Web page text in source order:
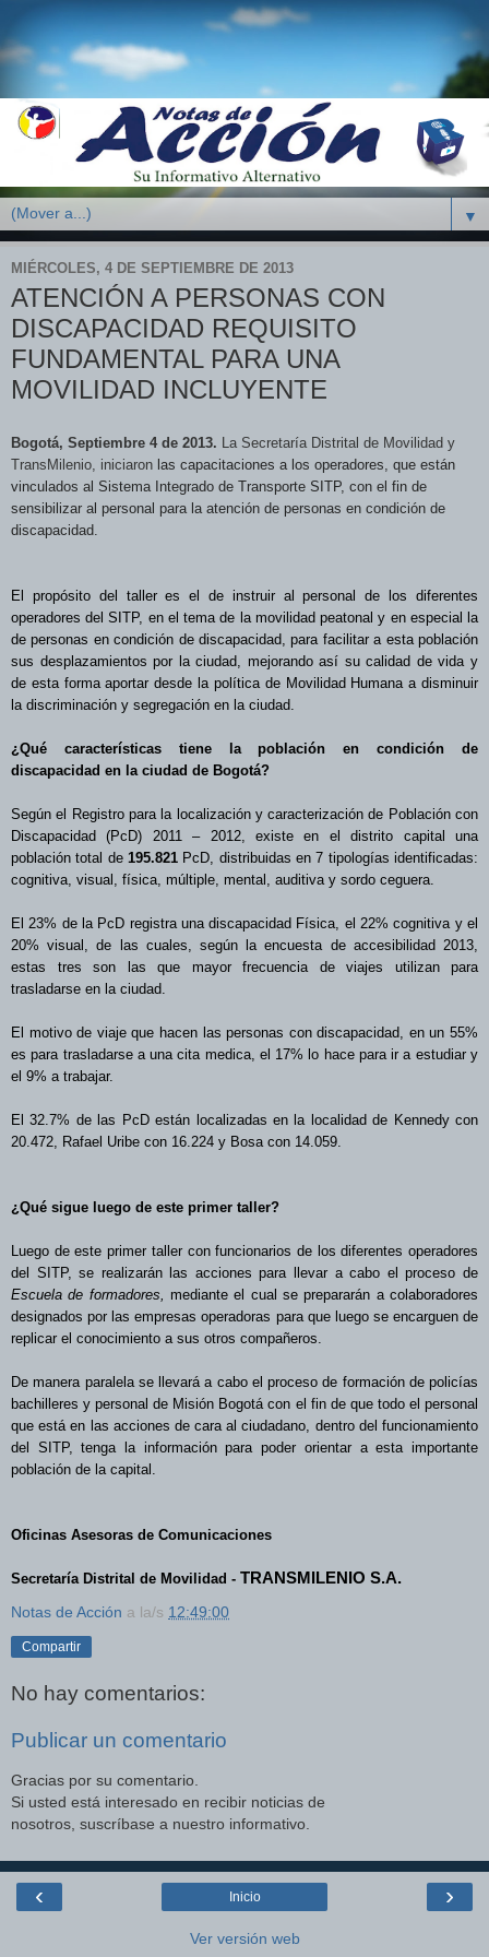
▼
MIÉRCOLES, 4 DE SEPTIEMBRE DE 2013
ATENCIÓN A PERSONAS CON
DISCAPACIDAD REQUISITO
FUNDAMENTAL PARA UNA
MOVILIDAD INCLUYENTE
Bogotá, Septiembre 4 de 2013. La Secretaría Distrital de Movilidad y
TransMilenio, iniciaron las capacitaciones a los operadores, que están
vinculados al Sistema Integrado de Transporte SITP, con el fin de
sensibilizar al personal para la atención de personas en condición de
discapacidad.
El propósito del taller es el de instruir al personal de los diferentes
operadores del SITP, en el tema de la movilidad peatonal y en especial la
de personas en condición de discapacidad, para facilitar a esta población
sus desplazamientos por la ciudad, mejorando así su calidad de vida y
de esta forma aportar desde la política de Movilidad Humana a disminuir
la discriminación y segregación en la ciudad.
¿Qué características tiene la población en condición de
discapacidad en la ciudad de Bogotá?
Según el Registro para la localización y caracterización de Población con
Discapacidad (PcD) 2011 – 2012, existe en el distrito capital una
población total de 195.821 PcD, distribuidas en 7 tipologías identificadas:
cognitiva, visual, física, múltiple, mental, auditiva y sordo ceguera.
El 23% de la PcD registra una discapacidad Física, el 22% cognitiva y el
20% visual, de las cuales, según la encuesta de accesibilidad 2013,
estas tres son las que mayor frecuencia de viajes utilizan para
trasladarse en la ciudad.
El motivo de viaje que hacen las personas con discapacidad, en un 55%
es para trasladarse a una cita medica, el 17% lo hace para ir a estudiar y
el 9% a trabajar.
El 32.7% de las PcD están localizadas en la localidad de Kennedy con
20.472, Rafael Uribe con 16.224 y Bosa con 14.059.
¿Qué sigue luego de este primer taller?
Luego de este primer taller con funcionarios de los diferentes operadores
del SITP, se realizarán las acciones para llevar a cabo el proceso de
Escuela de formadores, mediante el cual se prepararán a colaboradores
designados por las empresas operadoras para que luego se encarguen de
replicar el conocimiento a sus otros compañeros.
De manera paralela se llevará a cabo el proceso de formación de policías
bachilleres y personal de Misión Bogotá con el fin de que todo el personal
que está en las acciones de cara al ciudadano, dentro del funcionamiento
del SITP, tenga la información para poder orientar a esta importante
población de la capital.
Oficinas Asesoras de Comunicaciones
Secretaría Distrital de Movilidad - TRANSMILENIO S.A.
Notas de Acción a la/s 12:49:00
Compartir
No hay comentarios:
Publicar un comentario
Gracias por su comentario.
Si usted está interesado en recibir noticias de
nosotros, suscríbase a nuestro informativo.
‹ ›
Inicio
Ver versión web